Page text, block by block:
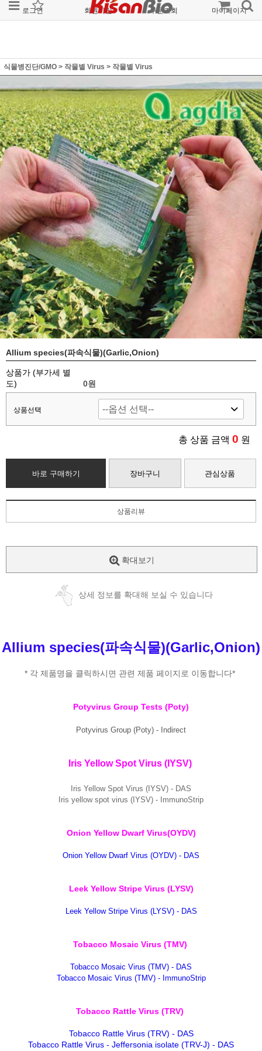
로그인 회원가입 주문조회 마이페이지
식물병진단/GMO > 작물별 Virus > 작물별 Virus
Allium species(파속식물)(Garlic,Onion)
상품가 (부가세 별
도)
0원
상품선택
총 상품 금액 0 원
바로 구매하기 장바구니 관심상품
상품리뷰
확대보기
상세 정보를 확대해 보실 수 있습니다
Allium species(파속식물)(Garlic,Onion)
* 각 제품명을 클릭하시면 관련 제품 페이지로 이동합니다*
Potyvirus Group Tests (Poty)
Potyvirus Group (Poty) - Indirect
Iris Yellow Spot Virus (IYSV)
Iris Yellow Spot Virus (IYSV) - DAS
Iris yellow spot virus (IYSV) - ImmunoStrip
Onion Yellow Dwarf Virus(OYDV)
Onion Yellow Dwarf Virus (OYDV) - DAS
Leek Yellow Stripe Virus (LYSV)
Leek Yellow Stripe Virus (LYSV) - DAS
Tobacco Mosaic Virus (TMV)
Tobacco Mosaic Virus (TMV) - DAS
Tobacco Mosaic Virus (TMV) - ImmunoStrip
Tobacco Rattle Virus (TRV)
Tobacco Rattle Virus (TRV) - DAS
Tobacco Rattle Virus - Jeffersonia isolate (TRV-J) - DAS